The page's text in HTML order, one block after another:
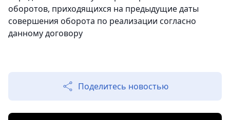
оборотов, приходящихся на предыдущие даты
совершения оборота по реализации согласно
данному договору
Поделитесь новостью